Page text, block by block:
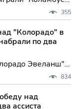
Встреча,
355
"Колорадо" в
по два
Эвеланш" в
Встреча,
834
над
ассиста